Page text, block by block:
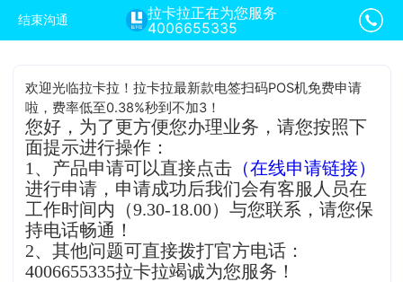
结束沟通
拉卡拉正在为您服务
4006655335
欢迎光临拉卡拉！拉卡拉最新款电签扫码POS机免费申请
啦，费率低至0.38%秒到不加3！
您好，为了更方便您办理业务，请您按照下
面提示进行操作：
1、产品申请可以直接点击 （在线申请链接）
进行申请，申请成功后我们会有客服人员在
工作时间内（9.30-18.00）与您联系，请您保
持电话畅通！
2、其他问题可直接拨打官方电话：
4006655335拉卡拉竭诚为您服务！